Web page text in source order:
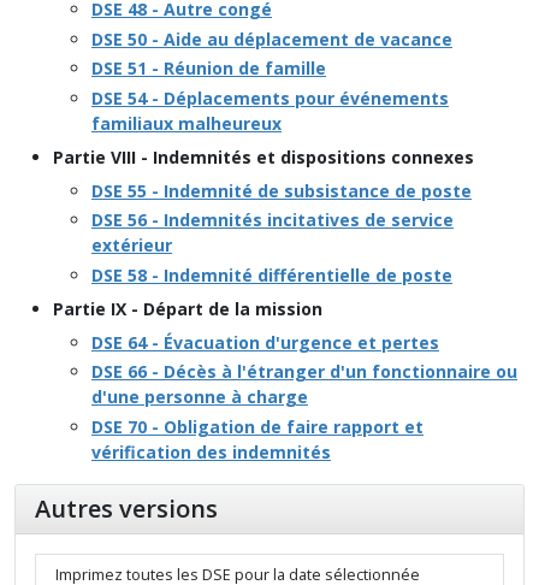
DSE 48 - Autre congé
DSE 50 - Aide au déplacement de vacance
DSE 51 - Réunion de famille
DSE 54 - Déplacements pour événements
familiaux malheureux
Partie VIII - Indemnités et dispositions connexes
DSE 55 - Indemnité de subsistance de poste
DSE 56 - Indemnités incitatives de service
extérieur
DSE 58 - Indemnité différentielle de poste
Partie IX - Départ de la mission
DSE 64 - Évacuation d'urgence et pertes
DSE 66 - Décès à l'étranger d'un fonctionnaire ou
d'une personne à charge
DSE 70 - Obligation de faire rapport et
vérification des indemnités
Autres versions
Imprimez toutes les DSE pour la date sélectionnée